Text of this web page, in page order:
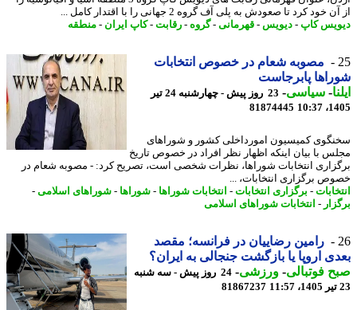
خود کرد تا صعودش به پلی آف گروه 2 جهانی را با اقتدار کامل ...
کاپ -دیویس-قهرمانی-گروه- رقابت-کاپ ایران - منطقه
مصوبه شعام در خصوص انتخابات
پابرجاست
-سیاسی-
23 روز پیش - چهارشنبه 24 تیر
81874445
کمیسیون امورداخلی کشور و شوراهای
با بیان اینکه اظهار نظر افراد در خصوص تاریخ
انتخابات شوراها، نظرات شخصی است، تصریح کرد: - مصوبه شعام در
برگزاری انتخابات، ...
-برگزاری انتخابات-انتخابات شوراها- شوراها- شوراهای اسلامی-
- انتخابات شوراهای اسلامی
رامین رضاییان در فرانسه؛ مقصد
اروپا یا بازگشت جنجالی به ایران؟
فوتبالی-ورزشی-
24 روز پیش - سه شنبه
81867237